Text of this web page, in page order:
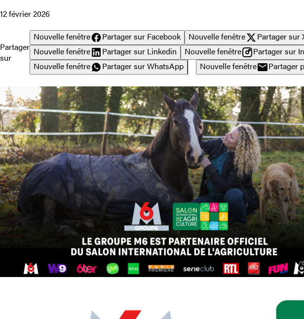
12 février 2026
Partager
sur
Nouvelle fenêtre Partager sur Facebook Nouvelle fenêtre
Partager sur
Nouvelle fenêtre
Partager sur Linkedin Nouvelle fenêtre
Partager sur
Nouvelle fenêtre
Partager sur WhatsApp Nouvelle fenêtre Partager